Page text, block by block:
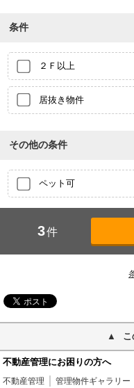
条件
２Ｆ以上
居抜き物件
その他の条件
ペット可
3件
不動産管理にお困りの方へ
不動産管理 管理物件ギャラリー